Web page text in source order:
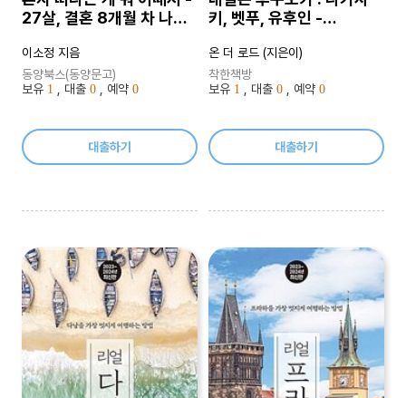
27살, 결혼 8개월 차 나는
다
이소정 지음
동양북스(동양문고)
보유 1 , 대출 0 , 예약 0
대출하기
키, 벳푸, 유후인 -
온 더 로드 (지은이)
착한책방
보유 1 , 대출 0 , 예약 0
대출하기